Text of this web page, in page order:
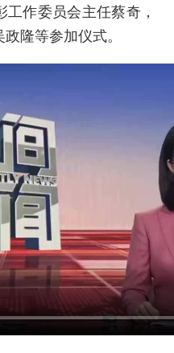
作委员会主任蔡奇，
隆等参加仪式。